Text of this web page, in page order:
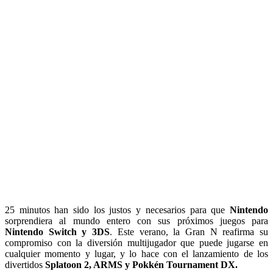
25 minutos han sido los justos y necesarios para que Nintendo
sorprendiera al mundo entero con sus próximos juegos para
Nintendo Switch y 3DS. Este verano, la Gran N reafirma su
compromiso con la diversión multijugador que puede jugarse en
cualquier momento y lugar, y lo hace con el lanzamiento de los
divertidos Splatoon 2, ARMS y Pokkén Tournament DX.